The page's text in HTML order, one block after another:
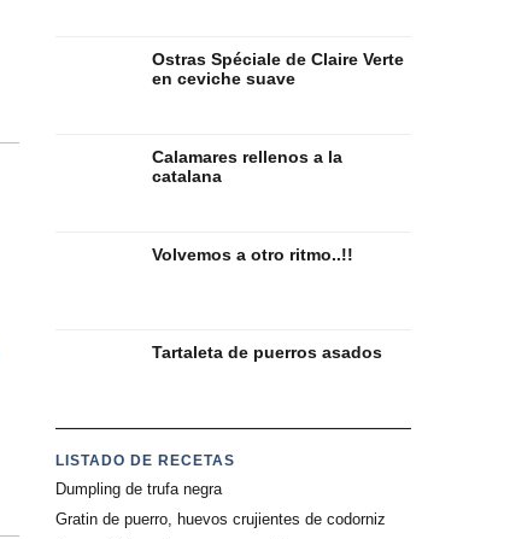
Ostras Spéciale de Claire Verte
en ceviche suave
Calamares rellenos a la
catalana
Volvemos a otro ritmo..!!
Tartaleta de puerros asados
LISTADO DE RECETAS
Dumpling de trufa negra
Gratin de puerro, huevos crujientes de codorniz